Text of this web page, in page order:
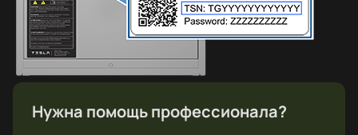
Нужна помощь профессионала?